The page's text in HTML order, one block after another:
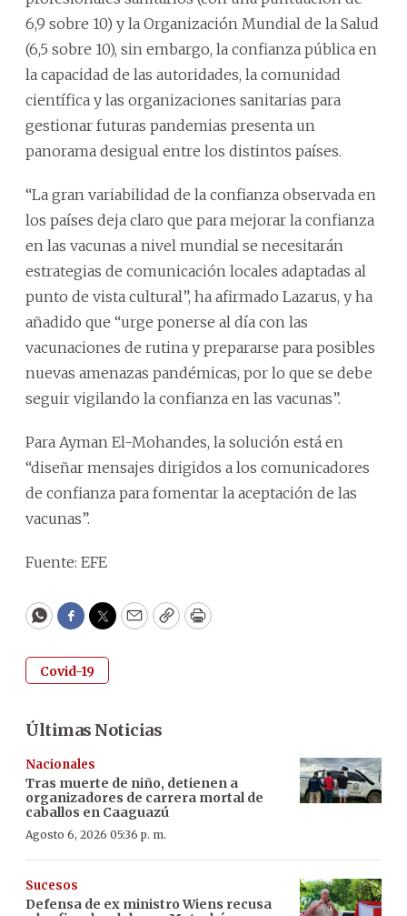
6,9 sobre 10) y la Organización Mundial de la Salud
(6,5 sobre 10), sin embargo, la confianza pública en
la capacidad de las autoridades, la comunidad
científica y las organizaciones sanitarias para
gestionar futuras pandemias presenta un
panorama desigual entre los distintos países.
“La gran variabilidad de la confianza observada en
los países deja claro que para mejorar la confianza
en las vacunas a nivel mundial se necesitarán
estrategias de comunicación locales adaptadas al
punto de vista cultural”, ha afirmado Lazarus, y ha
añadido que “urge ponerse al día con las
vacunaciones de rutina y prepararse para posibles
nuevas amenazas pandémicas, por lo que se debe
seguir vigilando la confianza en las vacunas”.
Para Ayman El-Mohandes, la solución está en
“diseñar mensajes dirigidos a los comunicadores
de confianza para fomentar la aceptación de las
vacunas”.
Fuente: EFE
WhatsApp
Facebook
Twitter
EmailCopyPrint
Covid-19
Últimas Noticias
Nacionales
Tras muerte de niño, detienen a
organizadores de carrera mortal de
caballos en Caaguazú
Agosto 6, 2026 05:36 p. m.
Sucesos
Defensa de ex ministro Wiens recusa